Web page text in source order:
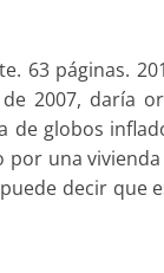
63 páginas.
2007, daría
globos
una
decir que